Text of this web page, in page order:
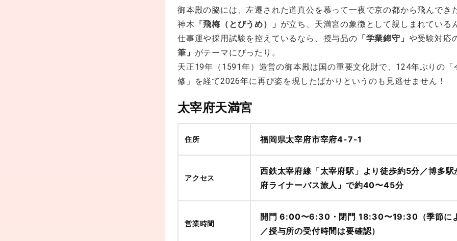
御本殿の脇には、左遷された道真公を慕って一夜で京の都から飛んでき
神木 「飛梅（とびうめ）」 が立ち、天満宮の象徴として親しまれている
仕事運や採用試験を控えているなら、授与品の 「学業錦守」 や受験対応
筆」 がテーマにぴったり。
天正19年（1591年）造営の御本殿は国の重要文化財で、124年ぶりの「
修」を経て2026年に再び姿を現したばかりというのも見逃せません！
太宰府天満宮
住所 福岡県太宰府市宰府4-7-1
アクセス
西鉄太宰府線「太宰府駅」より徒歩約5分／博多駅
府ライナーバス旅人」で約40〜45分
営業時間
開門 6:00〜6:30・閉門 18:30〜19:30（季節に
／授与所の受付時間は要確認）